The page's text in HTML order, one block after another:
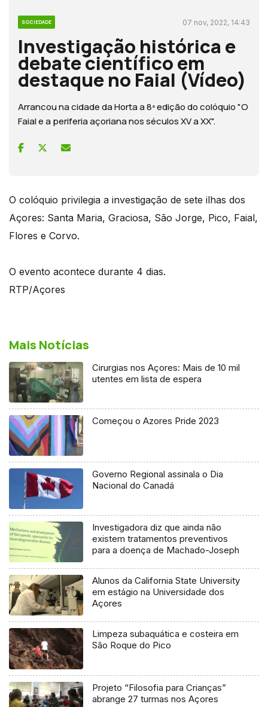
SOCIEDADE 07 nov, 2022, 14:43
Investigação histórica e
debate científico em
destaque no Faial (Vídeo)
Arrancou na cidade da Horta a 8ª edição do colóquio "O
Faial e a periferia açoriana nos séculos XV a XX".
O colóquio privilegia a investigação de sete ilhas dos
Açores: Santa Maria, Graciosa, São Jorge, Pico, Faial,
Flores e Corvo.
O evento acontece durante 4 dias.
RTP/Açores
Mais Notícias
Cirurgias nos Açores: Mais de 10 mil
utentes em lista de espera
Começou o Azores Pride 2023
Governo Regional assinala o Dia
Nacional do Canadá
Investigadora diz que ainda não
existem tratamentos preventivos
para a doença de Machado-Joseph
Alunos da California State University
em estágio na Universidade dos
Açores
Limpeza subaquática e costeira em
São Roque do Pico
Projeto “Filosofia para Crianças”
abrange 27 turmas nos Açores